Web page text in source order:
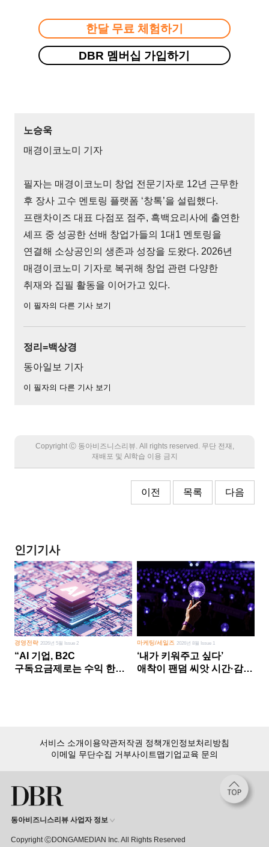
한달 무료 체험하기
DBR 멤버십 가입하기
노승욱
매경이코노미 기자
필자는 매경이코노미 창업 전문기자로 12년 근무한
후 장사 고수 멘토링 플랫폼 ‘창톡’을 설립했다.
프랜차이즈 대표 다점포 점주, 흑백요리사에 출연한
셰프 중 성공한 선배 창업가들의 1대1 멘토링을
연결해 소상공인의 생존과 성장을 도왔다. 2026년
매경이코노미 기자로 복귀해 창업 관련 다양한
취재와 집필 활동을 이어가고 있다.
이 필자의 다른 기사 보기
정리=백상경
동아일보 기자
이 필자의 다른 기사 보기
Copyright Ⓒ 동아비즈니스리뷰. All rights reserved. 무단 전재,
재배포 및 AI학습 이용 금지
이전 목록 다음
인기기사
경영전략2026년 5월 Issue 2
“AI 기업, B2C
구독요금제로는 수익 한계
마케팅/세일즈 2026년 8월 Issue 1
‘내가 키워주고 싶다’
애착이 팬덤 씨앗 시간·감정
서비스 소개이용약관저작권 정책개인정보처리방침
이메일 무단수집 거부사이트맵기업교육 문의
동아비즈니스리뷰 사업자 정보
Copyright ⒸDONGAMEDIAN Inc. All Rights Reserved